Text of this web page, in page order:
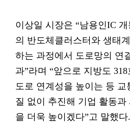
이상일 시장은 “남용인IC
의 반도체클러스터와 생태
하는 과정에서 도로망의 연
과”라며 “앞으로 지방도
도로 연계성을 높이는 등
질 없이 추진해 기업 활동과
을 더욱 높이겠다”고 말했다.